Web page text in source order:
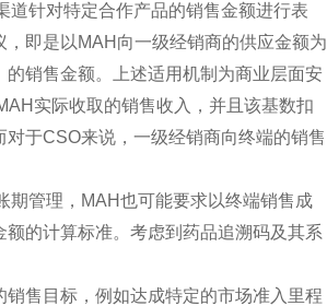
道针对特定合作产品的销售金额进行表
即是以MAH向一级经销商的供应金额为
销售金额。上述适用机制为商业层面安
实际收取的销售收入，并且该基数扣
于CSO来说，一级经销商向终端的销售
期管理，MAH也可能要求以终端销售成
的计算标准。考虑到药品追溯码及其系
售目标，例如达成特定的市场准入里程